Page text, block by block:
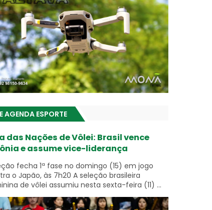
AGENDA ESPORTE
das Nações de Vôlei: Brasil vence
e assume vice-liderança
fecha 1ª fase no domingo (15) em jogo
o Japão, às 7h20 A seleção brasileira
de vôlei assumiu nesta sexta-feira (11) ...